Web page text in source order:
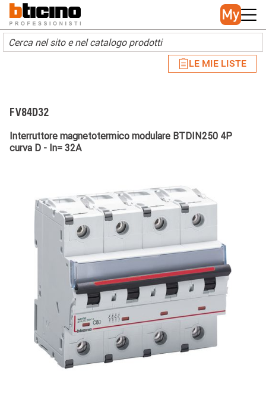
Skip to main content
Main navigation
LE MIE LISTE
FV84D32
Interruttore magnetotermico modulare BTDIN250 4P
curva D - In= 32A